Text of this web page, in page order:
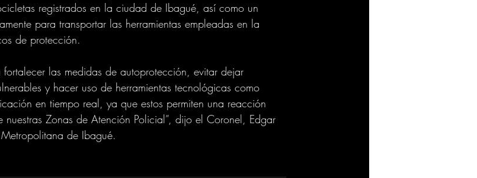
registrados en la ciudad de Ibagué, así como un
para transportar las herramientas empleadas en la
de protección.
las medidas de autoprotección, evitar dejar
y hacer uso de herramientas tecnológicas como
en tiempo real, ya que estos permiten una reacción
Zonas de Atención Policial”, dijo el Coronel, Edgar
de Ibagué.